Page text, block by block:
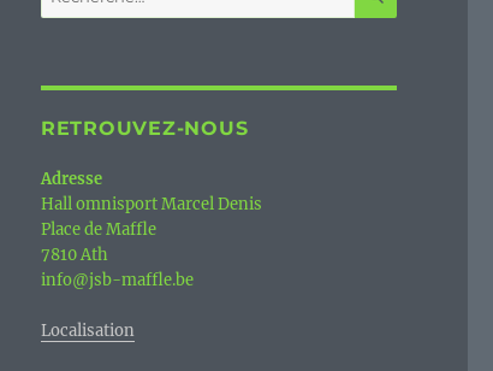
pour :
RETROUVEZ-NOUS
Adresse
Hall omnisport Marcel Denis
Place de Maffle
7810 Ath
info@jsb-maffle.be
Localisation